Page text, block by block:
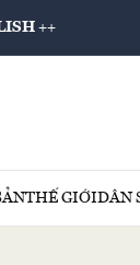
++
THẾ GIỚIDÂN